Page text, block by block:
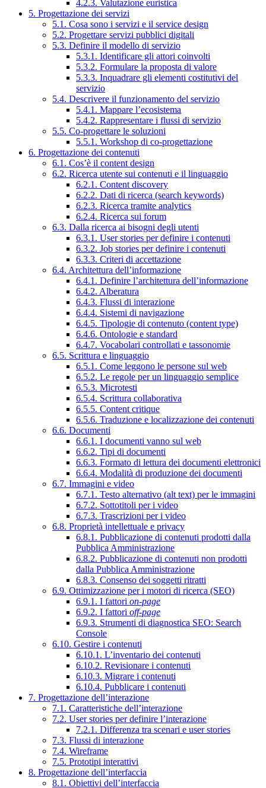
4.2.3. Valutazione euristica
5. Progettazione dei servizi
5.1. Cosa sono i servizi e il service design
5.2. Progettare servizi pubblici digitali
5.3. Definire il modello di servizio
5.3.1. Identificare gli attori coinvolti
5.3.2. Formulare la proposta di valore
5.3.3. Inquadrare gli elementi costitutivi del
servizio
5.4. Descrivere il funzionamento del servizio
5.4.1. Mappare l’ecosistema
5.4.2. Rappresentare i flussi di servizio
5.5. Co-progettare le soluzioni
5.5.1. Workshop di co-progettazione
6. Progettazione dei contenuti
6.1. Cos’è il content design
6.2. Ricerca utente sui contenuti e il linguaggio
6.2.1. Content discovery
6.2.2. Dati di ricerca (search keywords)
6.2.3. Ricerca tramite analytics
6.2.4. Ricerca sui forum
6.3. Dalla ricerca ai bisogni degli utenti
6.3.1. User stories per definire i contenuti
6.3.2. Job stories per definire i contenuti
6.3.3. Criteri di accettazione
6.4. Architettura dell’informazione
6.4.1. Definire l’architettura dell’informazione
6.4.2. Alberatura
6.4.3. Flussi di interazione
6.4.4. Sistemi di navigazione
6.4.5. Tipologie di contenuto (content type)
6.4.6. Ontologie e standard
6.4.7. Vocabolari controllati e tassonomie
6.5. Scrittura e linguaggio
6.5.1. Come leggono le persone sul web
6.5.2. Le regole per un linguaggio semplice
6.5.3. Microtesti
6.5.4. Scrittura collaborativa
6.5.5. Content critique
6.5.6. Traduzione e localizzazione dei contenuti
6.6. Documenti
6.6.1. I documenti vanno sul web
6.6.2. Tipi di documenti
6.6.3. Formato di lettura dei documenti elettronici
6.6.4. Modalità di produzione dei documenti
6.7. Immagini e video
6.7.1. Testo alternativo (alt text) per le immagini
6.7.2. Sottotitoli per i video
6.7.3. Trascrizioni per i video
6.8. Proprietà intellettuale e privacy
6.8.1. Pubblicazione di contenuti prodotti dalla
Pubblica Amministrazione
6.8.2. Pubblicazione di contenuti non prodotti
dalla Pubblica Amministrazione
6.8.3. Consenso dei soggetti ritratti
6.9. Ottimizzazione per i motori di ricerca (SEO)
6.9.1. I fattori on-page
6.9.2. I fattori off-page
6.9.3. Strumenti di diagnostica SEO: Search
Console
6.10. Gestire i contenuti
6.10.1. L’inventario dei contenuti
6.10.2. Revisionare i contenuti
6.10.3. Migrare i contenuti
6.10.4. Pubblicare i contenuti
7. Progettazione dell’interazione
7.1. Caratteristiche dell’interazione
7.2. User stories per definire l’interazione
7.2.1. Differenza tra scenari e user stories
7.3. Flussi di interazione
7.4. Wireframe
7.5. Prototipi interattivi
8. Progettazione dell’interfaccia
8.1. Obiettivi dell’interfaccia